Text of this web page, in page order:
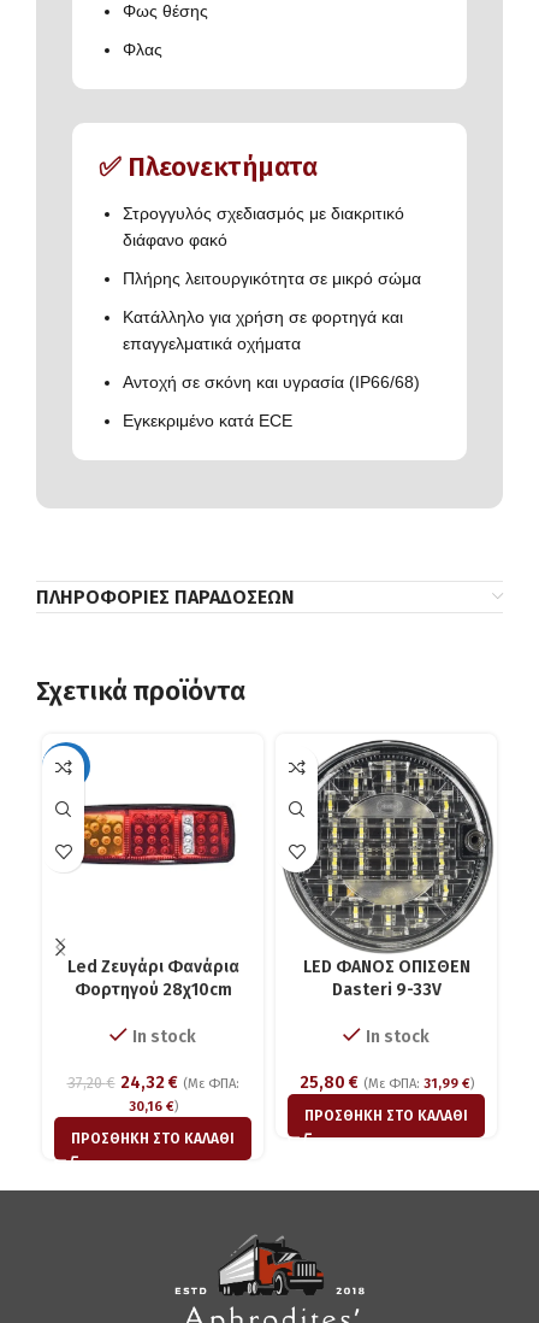
Φως θέσης
Φλας
✅ Πλεονεκτήματα
Στρογγυλός σχεδιασμός με διακριτικό
διάφανο φακό
Πλήρης λειτουργικότητα σε μικρό σώμα
Κατάλληλο για χρήση σε φορτηγά και
επαγγελματικά οχήματα
Αντοχή σε σκόνη και υγρασία (IP66/68)
Εγκεκριμένο κατά ECE
ΠΛΗΡΟΦΟΡΊΕΣ ΠΑΡΑΔΌΣΕΩΝ
Σχετικά προϊόντα
-35%
Led Zευγάρι Φανάρια
Φορτηγού 28χ10cm
In stock
37,20€ 24,32€ (Με ΦΠΑ:
30,16 €)
ΠΡΟΣΘΉΚΗ ΣΤΟ ΚΑΛΆΘΙ
LED ΦΑΝΟΣ ΟΠΙΣΘΕΝ
Dasteri 9-33V
In stock
25,80 € (Με ΦΠΑ: 31,99 €)
ΠΡΟΣΘΉΚΗ ΣΤΟ ΚΑΛΆΘΙ